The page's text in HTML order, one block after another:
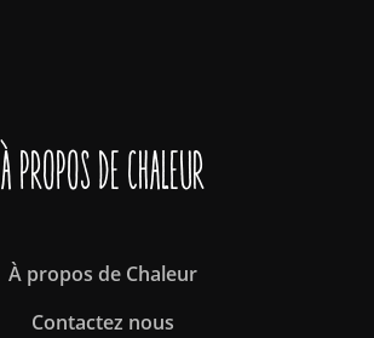
À propos de Chaleur
À propos de Chaleur
Contactez nous